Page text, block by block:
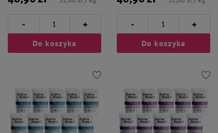
- +
Do koszyka
- +
Do koszyka